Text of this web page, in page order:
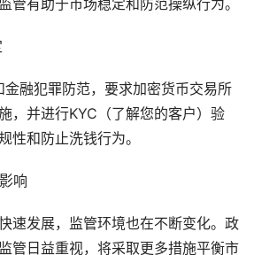
管有助于市场稳定和防范操纵行为。
金融犯罪防范，要求加密货币交易所
，并进行KYC（了解您的客户）验
性和防止洗钱行为。
响
速发展，监管环境也在不断变化。政
管日益重视，将采取更多措施平衡市